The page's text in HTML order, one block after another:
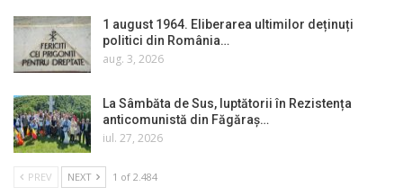
1 august 1964. Eliberarea ultimilor deținuți
politici din România…
aug. 3, 2026
La Sâmbăta de Sus, luptătorii în Rezistența
anticomunistă din Făgăraș…
iul. 27, 2026
PREV NEXT 1 of 2.484